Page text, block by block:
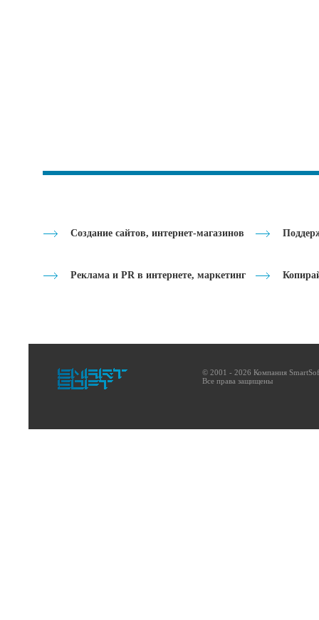
Создание сайтов, интернет-магазинов
Реклама и PR в интернете, маркетинг
© 2001 - 2026 Компания
Все права защищены